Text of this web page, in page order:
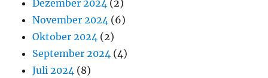
Dezember 2024 (2)
November 2024 (6)
Oktober 2024 (2)
September 2024 (4)
Juli 2024 (8)